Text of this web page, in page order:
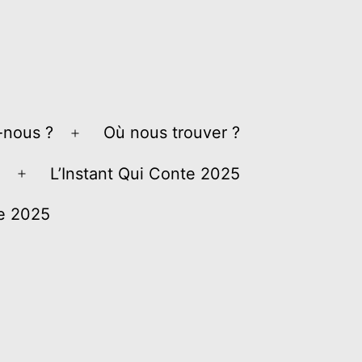
?
Ouvrir
le
Où nous trouver ?
Ouvrir
le
L’Instant Qui Conte 2025
2025